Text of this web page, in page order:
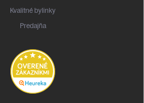
Kvalitné bylinky
Predajňa